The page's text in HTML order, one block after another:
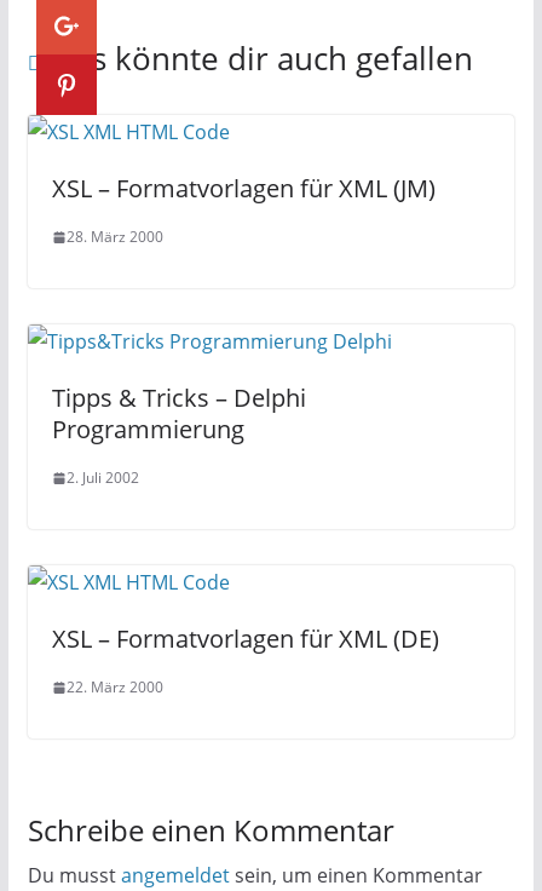
Das könnte dir auch gefallen
XSL – Formatvorlagen für XML (JM)
28. März 2000
Tipps & Tricks – Delphi
Programmierung
2. Juli 2002
XSL – Formatvorlagen für XML (DE)
22. März 2000
Schreibe einen Kommentar
Du musstangemeldetsein, um einen Kommentar